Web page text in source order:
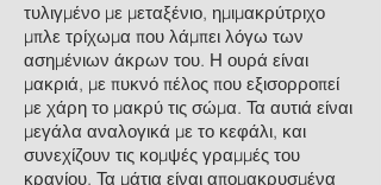
τυλιγμένο με μεταξένιο, ημιμακρύτριχο
μπλε τρίχωμα που λάμπει λόγω των
ασημένιων άκρων του. Η ουρά είναι
μακριά, με πυκνό πέλος που εξισορροπεί
με χάρη το μακρύ τις σώμα. Τα αυτιά είναι
μεγάλα αναλογικά με το κεφάλι, και
συνεχίζουν τις κομψές γραμμές του
κρανίου. Τα μάτια είναι απομακρυσμένα